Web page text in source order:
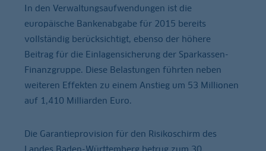
In den Verwaltungsaufwendungen ist die
europäische Bankenabgabe für 2015 bereits
vollständig berücksichtigt, ebenso der höhere
Beitrag für die Einlagensicherung der Sparkassen-
Finanzgruppe. Diese Belastungen führten neben
weiteren Effekten zu einem Anstieg um 53 Millionen
auf 1,410 Milliarden Euro.
Die Garantieprovision für den Risikoschirm des
Landes Baden-Württemberg betrug zum 30.